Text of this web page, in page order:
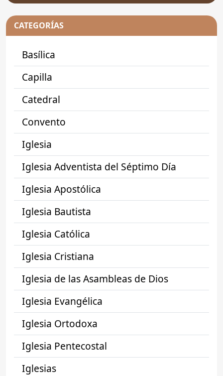
CATEGORÍAS
Basílica
Capilla
Catedral
Convento
Iglesia
Iglesia Adventista del Séptimo Día
Iglesia Apostólica
Iglesia Bautista
Iglesia Católica
Iglesia Cristiana
Iglesia de las Asambleas de Dios
Iglesia Evangélica
Iglesia Ortodoxa
Iglesia Pentecostal
Iglesias